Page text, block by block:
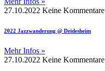
27.10.2022 Keine Kommentare
2022 Jazzwanderung @ Deidesheim
Mehr Infos »
27.10.2022 Keine Kommentare